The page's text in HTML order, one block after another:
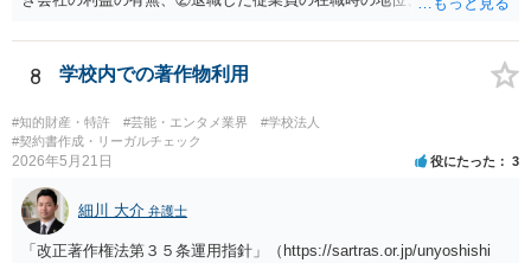
囲、⑥代償措置の有無といった判断要素によって検討されます。 いず
れにしても、書面を拝見するなど具体的な事情を詳しくお伺いする必
要はありますが、上記判断要素に照らす限り、ご相談のケースにおい
ては会社側の請求は認められにくいのではないかという印象です。
8 学校内での著作物利用
#知的財産・特許 #芸能・エンタメ業界
#学校法人
#契約書作成・リーガルチェック
2026年5月21日 役にたった 3
細川 大介 弁護士
「改正著作権法第３５条運用指針」（https://sartras.or.jp/unyoshishi